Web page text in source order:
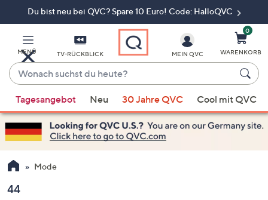
Du bist neu bei QVC? Spare 10 Euro! Code: HalloQVC
MENÜ TV-RÜCKBLICK
Wonach
suchst
du
heute?
Vorschläge
verfügbar
sind,
verwenden
Sie
Pfeiltasten
MEIN QVC
0
WARENKORB
Tagesangebot Neu 30 Jahre QVC Cool mit QVC
Mode
44